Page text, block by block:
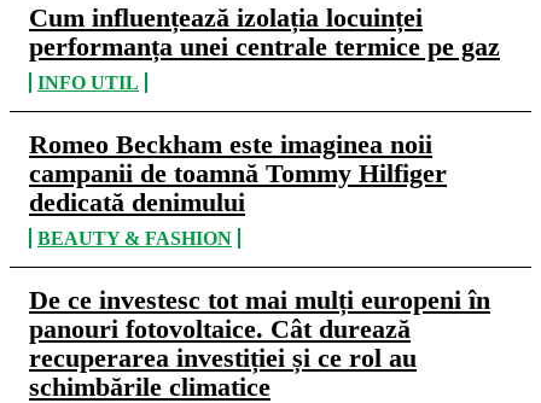
Cum influențează izolația locuinței
performanța unei centrale termice pe gaz
INFO UTIL
Romeo Beckham este imaginea noii
campanii de toamnă Tommy Hilfiger
dedicată denimului
BEAUTY & FASHION
De ce investesc tot mai mulți europeni în
panouri fotovoltaice. Cât durează
recuperarea investiției și ce rol au
schimbările climatice